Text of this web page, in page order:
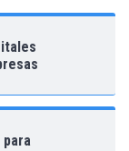
para